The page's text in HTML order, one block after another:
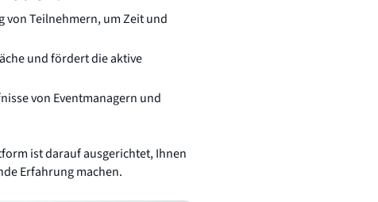
von Teilnehmern, um Zeit und
und fördert die aktive
von Eventmanagern und
ist darauf ausgerichtet, Ihnen
Erfahrung machen.